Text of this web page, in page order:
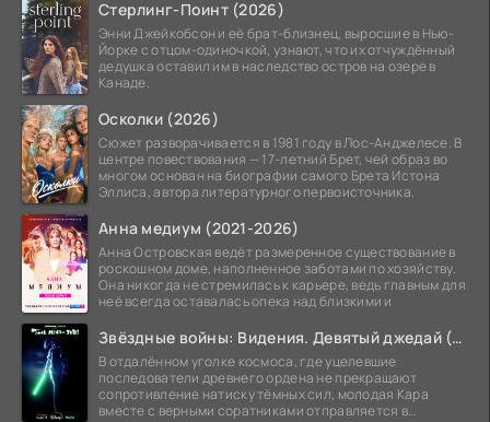
Стерлинг-Поинт (2026)
Энни Джейкобсон и её брат-близнец, выросшие в Нью-
Йорке с отцом-одиночкой, узнают, что их отчуждённый
дедушка оставил им в наследство остров на озере в
Канаде.
Осколки (2026)
Сюжет разворачивается в 1981 году в Лос-Анджелесе. В
центре повествования — 17-летний Брет, чей образ во
многом основан на биографии самого Брета Истона
Эллиса, автора литературного первоисточника.
Анна медиум (2021-2026)
Анна Островская ведёт размеренное существование в
роскошном доме, наполненное заботами по хозяйству.
Она никогда не стремилась к карьере, ведь главным для
неё всегда оставалась опека над близкими и
Звёздные войны: Видения. Девятый джедай (2026)
В отдалённом уголке космоса, где уцелевшие
последователи древнего ордена не прекращают
сопротивление натиску тёмных сил, молодая Кара
вместе с верными соратниками отправляется в